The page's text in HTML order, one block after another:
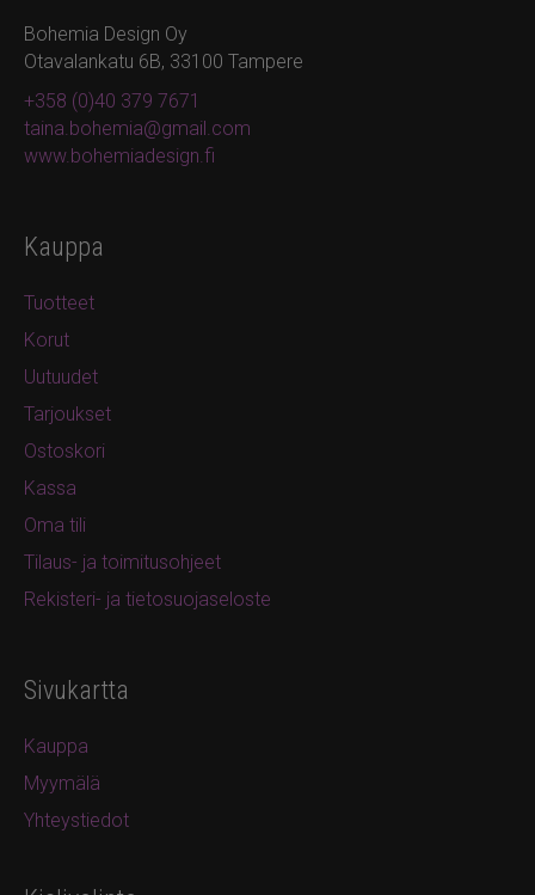
Bohemia Design Oy
Otavalankatu 6B, 33100 Tampere
+358 (0)40 379 7671
taina.bohemia@gmail.com
www.bohemiadesign.fi
Kauppa
Tuotteet
Korut
Uutuudet
Tarjoukset
Ostoskori
Kassa
Oma tili
Tilaus- ja toimitusohjeet
Rekisteri- ja tietosuojaseloste
Sivukartta
Kauppa
Myymälä
Yhteystiedot